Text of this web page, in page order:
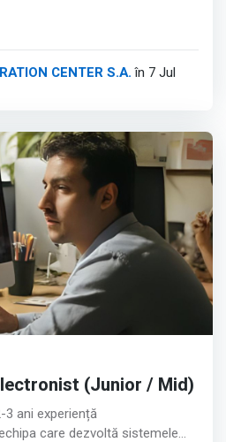
de a depăși limitările date
CENTER S.A. în 7 Jul
(Junior / Mid)
3 ani experiență
care dezvoltă sistemele